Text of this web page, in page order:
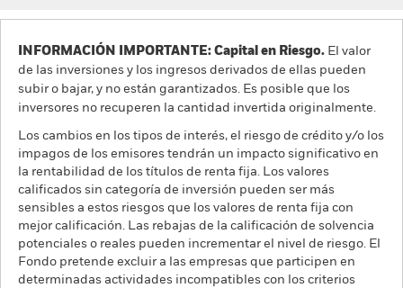
INFORMACIÓN IMPORTANTE: Capital en Riesgo. El valor
de las inversiones y los ingresos derivados de ellas pueden
subir o bajar, y no están garantizados. Es posible que los
inversores no recuperen la cantidad invertida originalmente.
Los cambios en los tipos de interés, el riesgo de crédito y/o los
impagos de los emisores tendrán un impacto significativo en
la rentabilidad de los títulos de renta fija. Los valores
calificados sin categoría de inversión pueden ser más
sensibles a estos riesgos que los valores de renta fija con
mejor calificación. Las rebajas de la calificación de solvencia
potenciales o reales pueden incrementar el nivel de riesgo. El
Fondo pretende excluir a las empresas que participen en
determinadas actividades incompatibles con los criterios